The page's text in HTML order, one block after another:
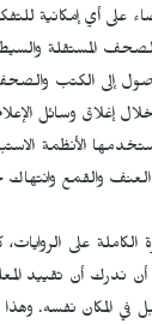
على أي إمكانية
المستقلة
إلى الكتب
إغلاق وسائل
الأنظمة
العنف والقمع
الكاملة على
أن ندرك أن تقييد
المكان نفسه. وهذا